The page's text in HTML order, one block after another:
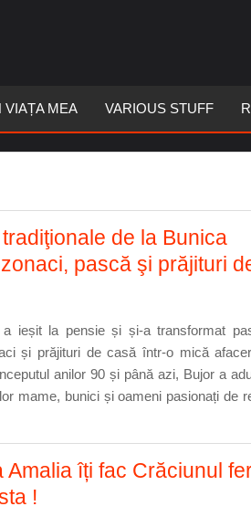
VIAȚA MEA VARIOUS STUFF
de la Bunica
pască şi prăjituri
a ieșit la pensie și și-a transformat
și prăjituri de casă într-o mică
anilor 90 și până azi, Bujor a
mame, bunici și oameni pasionați de
Amalia îți fac Crăciunul
!